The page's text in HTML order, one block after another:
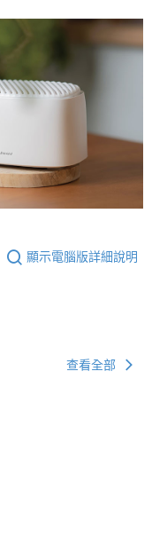
顯示電腦版詳細說明
查看全部